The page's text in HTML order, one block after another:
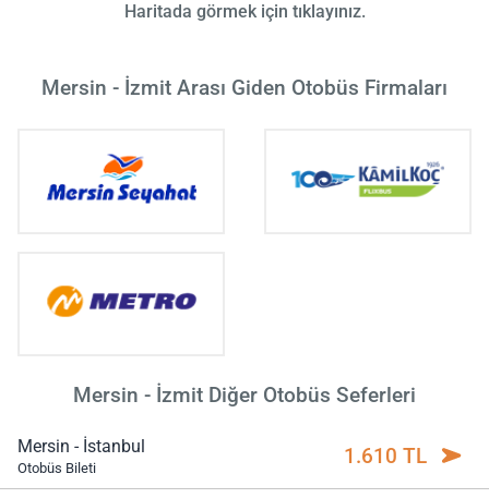
Haritada görmek için tıklayınız.
Mersin - İzmit Arası Giden Otobüs Firmaları
Mersin - İzmit Diğer Otobüs Seferleri
Mersin - İstanbul
Otobüs Bileti 1.610 TL